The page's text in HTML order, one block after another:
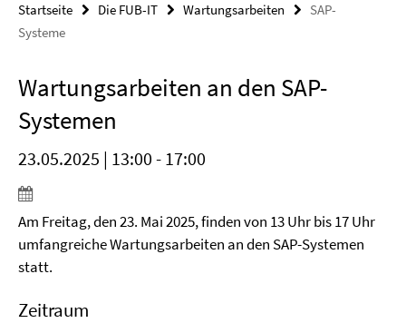
Startseite Die FUB-IT Wartungsarbeiten
SAP-
Systeme
Wartungsarbeiten an den SAP-
Systemen
23.05.2025 | 13:00 - 17:00
Am Freitag, den 23. Mai 2025, finden von 13 Uhr bis 17 Uhr
umfangreiche Wartungsarbeiten an den SAP-Systemen
statt.
Zeitraum